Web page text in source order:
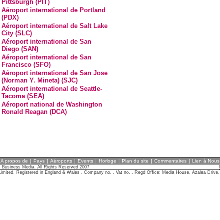
Pittsburgh (PIT)
Aéroport international de Portland
(PDX)
Aéroport international de Salt Lake
City (SLC)
Aéroport international de San
Diego (SAN)
Aéroport international de San
Francisco (SFO)
Aéroport international de San Jose
(Norman Y. Mineta) (SJC)
Aéroport international de Seattle-
Tacoma (SEA)
Aéroport national de Washington
Ronald Reagan (DCA)
A propos de | Pays | Aéroports | Events | Horloge | Plan du site | Commentaires | Lien à Nous
Media. All Rights Reserved 2007
Registered in England & Wales . Company no. . Vat no. . Regd Office: Media House, Azalea